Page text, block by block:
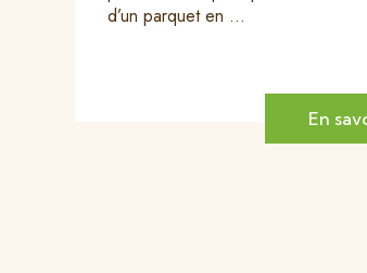
d’un parquet en ...
En